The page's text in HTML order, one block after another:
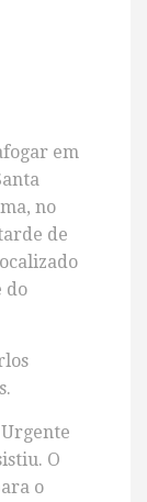
em
no
de
do
O
o